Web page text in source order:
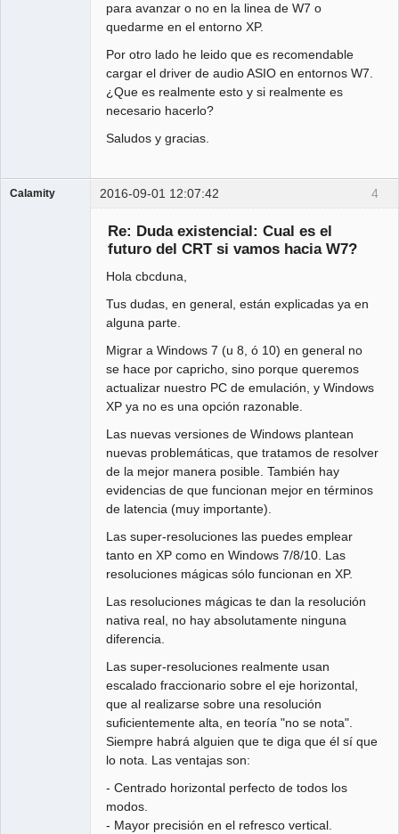
para avanzar o no en la linea de W7 o
quedarme en el entorno XP.
Por otro lado he leido que es recomendable
cargar el driver de audio ASIO en entornos W7.
¿Que es realmente esto y si realmente es
necesario hacerlo?
Saludos y gracias.
4
Calamity 2016-09-01 12:07:42
Re: Duda existencial: Cual es el
futuro del CRT si vamos hacia W7?
Hola cbcduna,
Tus dudas, en general, están explicadas ya en
alguna parte.
Migrar a Windows 7 (u 8, ó 10) en general no
se hace por capricho, sino porque queremos
actualizar nuestro PC de emulación, y Windows
XP ya no es una opción razonable.
Las nuevas versiones de Windows plantean
nuevas problemáticas, que tratamos de resolver
de la mejor manera posible. También hay
evidencias de que funcionan mejor en términos
de latencia (muy importante).
Las super-resoluciones las puedes emplear
tanto en XP como en Windows 7/8/10. Las
resoluciones mágicas sólo funcionan en XP.
Las resoluciones mágicas te dan la resolución
nativa real, no hay absolutamente ninguna
diferencia.
Las super-resoluciones realmente usan
escalado fraccionario sobre el eje horizontal,
que al realizarse sobre una resolución
suficientemente alta, en teoría "no se nota".
Siempre habrá alguien que te diga que él sí que
lo nota. Las ventajas son:
- Centrado horizontal perfecto de todos los
modos.
- Mayor precisión en el refresco vertical.